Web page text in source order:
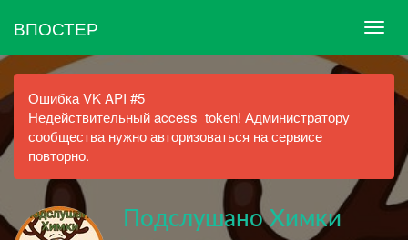
ВПОСТЕР
Ошибка VK API #5
Недействительный access_token! Администратору
сообщества нужно авторизоваться на сервисе
повторно.
Подслушано Химки